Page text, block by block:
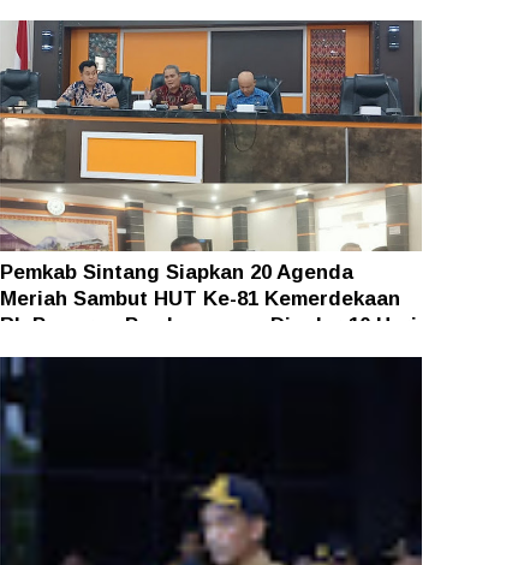
Pemkab Sintang Siapkan 20 Agenda
Meriah Sambut HUT Ke-81 Kemerdekaan
RI, Pameran Pembangunan Digelar 10 Hari